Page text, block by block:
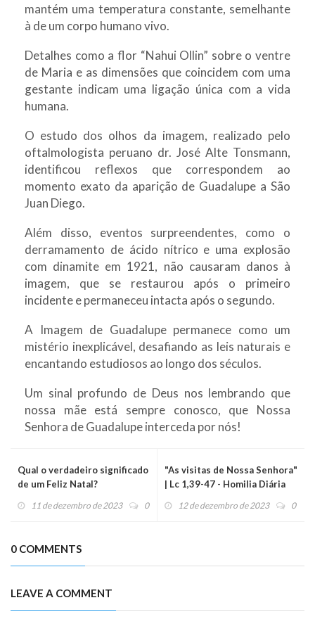
mantém uma temperatura constante, semelhante
à de um corpo humano vivo.
Detalhes como a flor “Nahui Ollin” sobre o ventre
de Maria e as dimensões que coincidem com uma
gestante indicam uma ligação única com a vida
humana.
O estudo dos olhos da imagem, realizado pelo
oftalmologista peruano dr. José Alte Tonsmann,
identificou reflexos que correspondem ao
momento exato da aparição de Guadalupe a São
Juan Diego.
Além disso, eventos surpreendentes, como o
derramamento de ácido nítrico e uma explosão
com dinamite em 1921, não causaram danos à
imagem, que se restaurou após o primeiro
incidente e permaneceu intacta após o segundo.
A Imagem de Guadalupe permanece como um
mistério inexplicável, desafiando as leis naturais e
encantando estudiosos ao longo dos séculos.
Um sinal profundo de Deus nos lembrando que
nossa mãe está sempre conosco, que Nossa
Senhora de Guadalupe interceda por nós!
Qual o verdadeiro significado
de um Feliz Natal?
11 de dezembro de 2023 0
"As visitas de Nossa Senhora"
| Lc 1,39-47 - Homilia Diária
12 de dezembro de 2023 0
0 COMMENTS
LEAVE A COMMENT